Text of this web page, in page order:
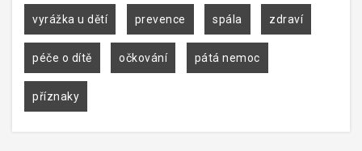
vyrážka u dětí prevence spála zdraví
péče o dítě očkování pátá nemoc
příznaky